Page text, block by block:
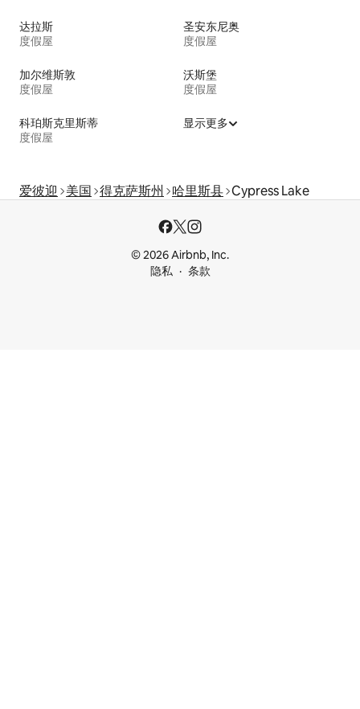
达拉斯
度假屋
圣安东尼奥
度假屋
加尔维斯敦
度假屋
沃斯堡
度假屋
科珀斯克里斯蒂
度假屋
显示更多
爱彼迎 美国 得克萨斯州 哈里斯县 Cypress Lake
© 2026 Airbnb, Inc.
隐私
条款